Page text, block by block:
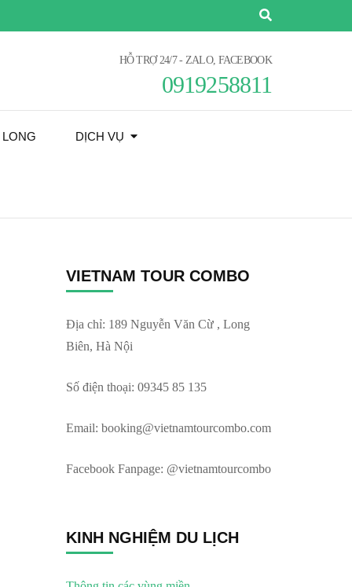
HỖ TRỢ 24/7 - ZALO, FACEBOOK
0919258811
DỊCH VỤ
VIETNAM TOUR COMBO
Địa chỉ: 189 Nguyễn Văn Cừ , Long
Biên, Hà Nội
Số điện thoại: 09345 85 135
Email: booking@vietnamtourcombo.com
Facebook Fanpage: @vietnamtourcombo
KINH NGHIỆM DU LỊCH